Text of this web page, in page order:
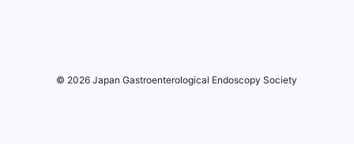
© 2026 Japan Gastroenterological Endoscopy Society